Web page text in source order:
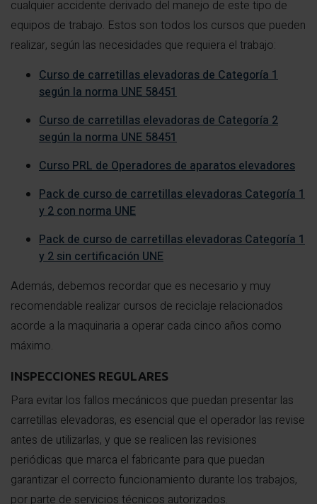
cualquier accidente derivado del manejo de este tipo de
equipos de trabajo. Estos son todos los cursos que pueden
realizar, según las necesidades que requiera el trabajo:
Curso de carretillas elevadoras de Categoría 1
según la norma UNE 58451
Curso de carretillas elevadoras de Categoría 2
según la norma UNE 58451
Curso PRL de Operadores de aparatos elevadores
Pack de curso de carretillas elevadoras Categoría 1
y 2 con norma UNE
Pack de curso de carretillas elevadoras Categoría 1
y 2 sin certificación UNE
Además, debemos recordar que es necesario y muy
recomendable realizar cursos de reciclaje relacionados
acorde a la maquinaria a operar cada cinco años como
máximo.
INSPECCIONES REGULARES
Para evitar los fallos mecánicos que puedan presentar las
carretillas elevadoras, es esencial que el operador las revise
antes de utilizarlas, y que se realicen las revisiones
periódicas que marca el fabricante para que puedan
garantizar el correcto funcionamiento durante los trabajos,
por parte de servicios técnicos autorizados.